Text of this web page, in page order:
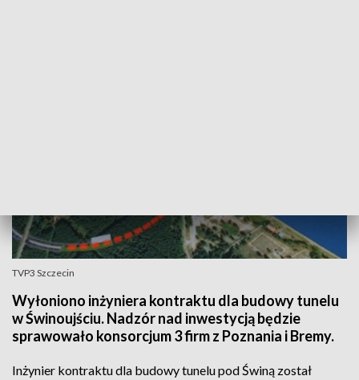
TVP3 Szczecin
Wyłoniono inżyniera kontraktu dla budowy tunelu
w Świnoujściu. Nadzór nad inwestycją będzie
sprawowało konsorcjum 3 firm z Poznania i Bremy.
Inżynier kontraktu dla budowy tunelu pod Świną został